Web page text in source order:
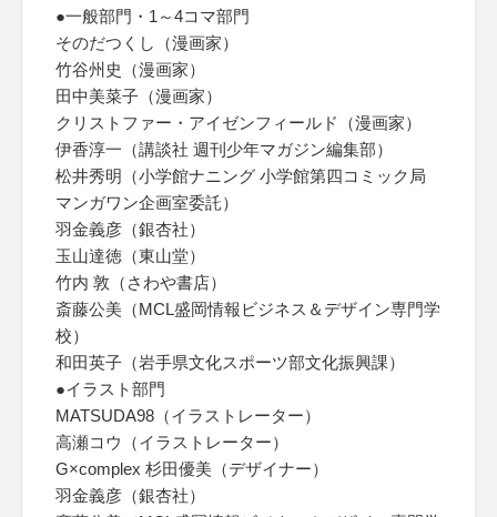
●一般部門・1～4コマ部門
そのだつくし（漫画家）
竹谷州史（漫画家）
田中美菜子（漫画家）
クリストファー・アイゼンフィールド（漫画家）
伊香淳一（講談社 週刊少年マガジン編集部）
松井秀明（小学館ナニング 小学館第四コミック局
マンガワン企画室委託）
羽金義彦（銀杏社）
玉山達徳（東山堂）
竹内 敦（さわや書店）
斎藤公美（MCL盛岡情報ビジネス＆デザイン専門学
校）
和田英子（岩手県文化スポーツ部文化振興課）
●イラスト部門
MATSUDA98（イラストレーター）
高瀬コウ（イラストレーター）
G×complex 杉田優美（デザイナー）
羽金義彦（銀杏社）